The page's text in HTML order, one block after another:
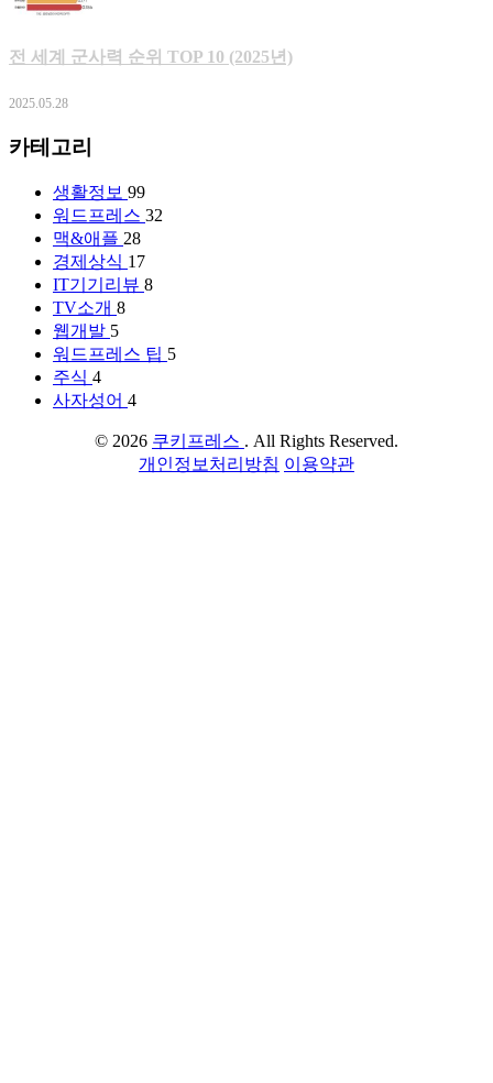
전 세계 군사력 순위 TOP 10 (2025년)
2025.05.28
카테고리
생활정보 99
워드프레스 32
맥&애플 28
경제상식 17
IT기기리뷰 8
TV소개 8
웹개발 5
워드프레스 팁 5
주식 4
사자성어 4
© 2026 쿠키프레스 . All Rights Reserved.
개인정보처리방침 이용약관